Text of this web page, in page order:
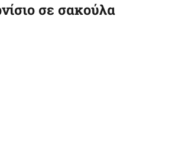
σε σακούλα